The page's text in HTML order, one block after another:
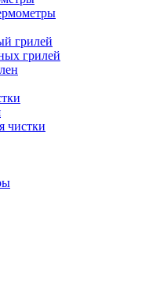
грилей
грилей
чистки